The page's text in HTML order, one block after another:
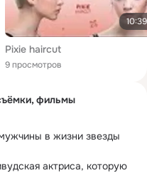
10:39
Pixie haircut
9 просмотров
фильмы
в жизни звезды
актриса, которую